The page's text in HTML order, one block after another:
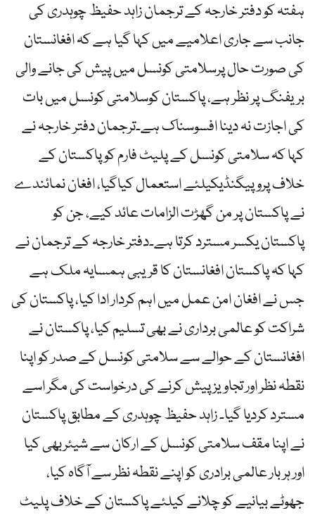
ہفتہ کو دفتر خارجہ کے ترجمان زاہد حفیظ چوہدری کی
جانب سے جاری اعلامیے میں کہا گیا ہے کہ افغانستان
کی صورت حال پرسلامتی کونسل میں پیش کی جانے والی
بریفنگ پر نظر ہے، پاکستان کوسلامتی کونسل میں بات
کی اجازت نہ دینا افسوسناک ہے۔ترجمان دفتر خارجہ نے
کہا کہ سلامتی کونسل کے پلیٹ فارم کو پاکستان کے
خلاف پروپیگنڈیکیلئے استعمال کیاگیا، افغان نمائندے
نے پاکستان پر من گھڑت الزامات عائد کیے، جن کو
پاکستان یکسر مسترد کرتا ہے۔دفتر خارجہ کے ترجمان نے
کہا کہ پاکستان افغانستان کا قریبی ہمسایہ ملک ہے
جس نے افغان امن عمل میں اہم کردار ادا کیا، پاکستان کی
شراکت کو عالمی برداری نے بھی تسلیم کیا، پاکستان نے
افغانستان کے حوالے سے سلامتی کونسل کے صدر کو اپنا
نقطہ نظر اور تجاویز پیش کرنے کی درخواست کی مگر اسے
مسترد کردیا گیا۔ زاہد حفیظ چوہدری کے مطابق پاکستان
نے اپنا مقف سلامتی کونسل کے ارکان سے شیئربھی کیا
اور ہر بار عالمی برادری کو اپنے نقطہ نظر سے آگاہ کیا،
جھوٹے بیانیے کو چلانے کیلئے پاکستان کے خلاف پلیٹ